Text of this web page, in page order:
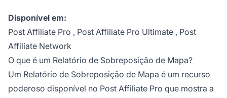
Disponível em:
Post Affiliate Pro , Post Affiliate Pro Ultimate , Post
Affiliate Network
O que é um Relatório de Sobreposição de Mapa?
Um Relatório de Sobreposição de Mapa é um recurso
poderoso disponível no Post Affiliate Pro que mostra a